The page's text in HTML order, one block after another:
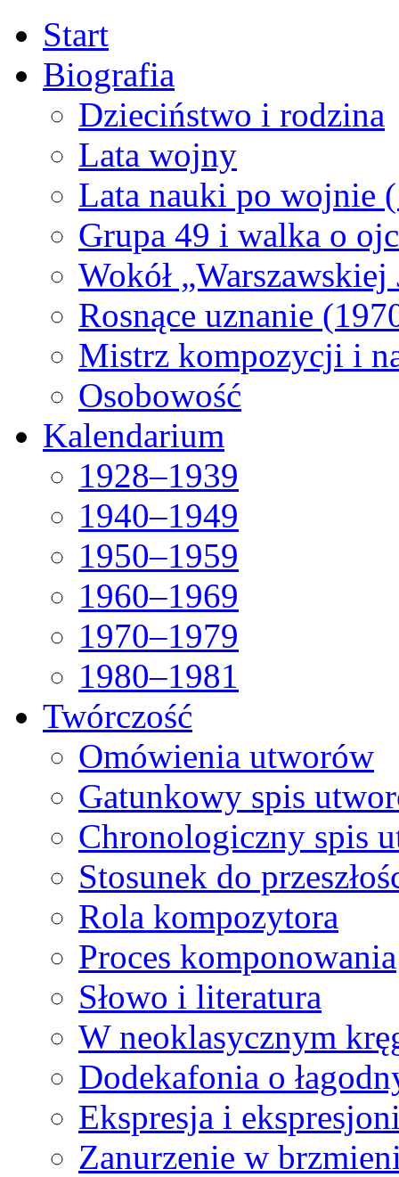
Start
Biografia
Dzieciństwo i rodzina
Lata wojny
Lata nauki po wojnie
Grupa 49 i walka o
Wokół
Rosnące uznanie
Mistrz kompozycji i
Osobowość
Kalendarium
1928–1939
1940–1949
1950–1959
1960–1969
1970–1979
1980–1981
Twórczość
Omówienia utworów
Gatunkowy spis
Chronologiczny spis
Stosunek do
Rola kompozytora
Proces komponowania
Słowo i literatura
W neoklasycznym
Dodekafonia o
Ekspresja i
Zanurzenie w